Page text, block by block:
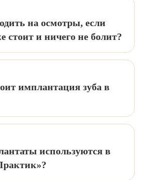
на осмотры, если
стоит и ничего не болит?
имплантация зуба в
используются в